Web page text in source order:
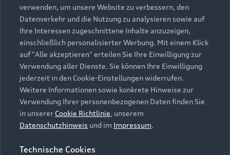
Modelle vergleichen
Elektromodelle
Plug-in-Hybride
Neuwagensuche
Gebrauchtwagensuche
Gebrauchtwagen
Finanzierung
Aktionen & Angebote
Geschäftskunden
Service & Zubehör
Saisonale Angebote
Audi Services
Garantie
Audi digital services
myAudi
Support
Kundenservice
Händlersuche
Audi Code
Über Audi
Unternehmen
Karriere
Investor Relations
verwenden, um unsere Website zu verbessern, den
Datenverkehr und die Nutzung zu analysieren sowie auf
Ihre Interessen zugeschnittene Inhalte anzuzeigen,
einschließlich personalisierter Werbung. Mit einem Klick
auf "Alle akzeptieren" erteilen Sie Ihre Einwilligung zur
Verwendung aller Dienste. Sie können Ihre Einwilligung
jederzeit in den Cookie-Einstellungen widerrufen.
Weitere Informationen sowie konkrete Hinweise zur
Verwendung Ihrer personenbezogenen Daten finden Sie
in unserer Cookie Richtlinie, unserem
Datenschutzhinweis und im Impressum.
Technische Cookies